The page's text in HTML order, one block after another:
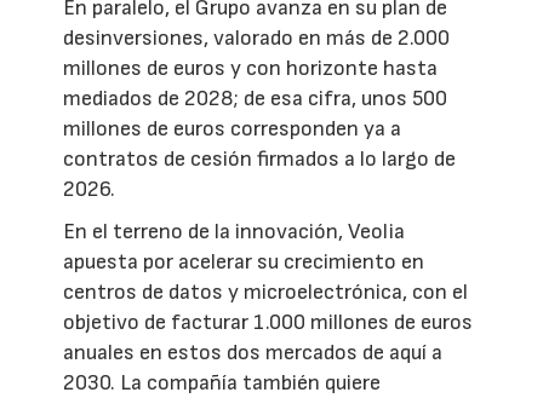
En paralelo, el Grupo avanza en su plan de
desinversiones, valorado en más de 2.000
millones de euros y con horizonte hasta
mediados de 2028; de esa cifra, unos 500
millones de euros corresponden ya a
contratos de cesión firmados a lo largo de
2026.
En el terreno de la innovación, Veolia
apuesta por acelerar su crecimiento en
centros de datos y microelectrónica, con el
objetivo de facturar 1.000 millones de euros
anuales en estos dos mercados de aquí a
2030. La compañía también quiere